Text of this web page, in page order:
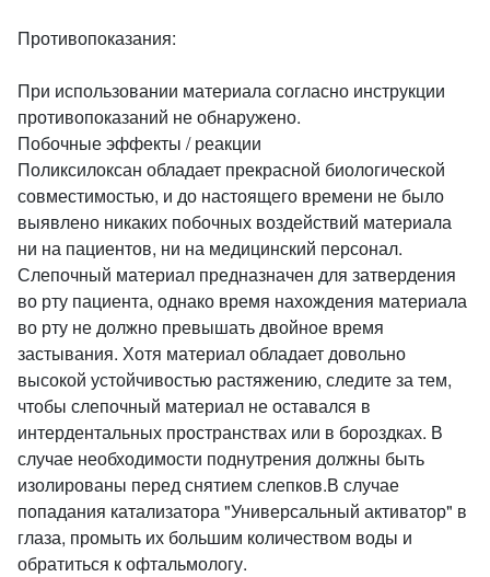
Противопоказания:
При использовании материала согласно инструкции
противопоказаний не обнаружено.
Побочные эффекты / реакции
Поликсилоксан обладает прекрасной биологической
совместимостью, и до настоящего времени не было
выявлено никаких побочных воздействий материала
ни на пациентов, ни на медицинский персонал.
Слепочный материал предназначен для затвердения
во рту пациента, однако время нахождения материала
во рту не должно превышать двойное время
застывания. Хотя материал обладает довольно
высокой устойчивостью растяжению, следите за тем,
чтобы слепочный материал не оставался в
интердентальных пространствах или в бороздках. В
случае необходимости поднутрения должны быть
изолированы перед снятием слепков.В случае
попадания катализатора "Универсальный активатор" в
глаза, промыть их большим количеством воды и
обратиться к офтальмологу.